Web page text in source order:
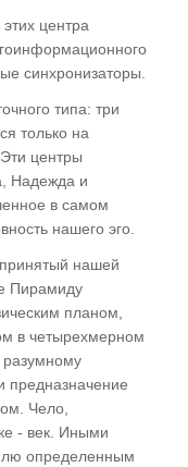
центра
синхронизаторы.
типа: три
только на
центры
Надежда и
в самом
нашего эго.
нашей
Пирамиду
планом,
в четырехмерном
разумному
предназначение
Чело,
- век. Иными
определенным